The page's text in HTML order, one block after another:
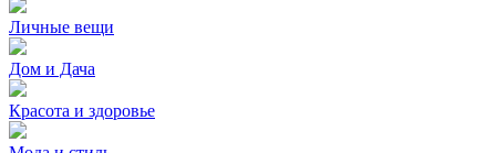
Личные вещи
Дом и Дача
Красота и здоровье